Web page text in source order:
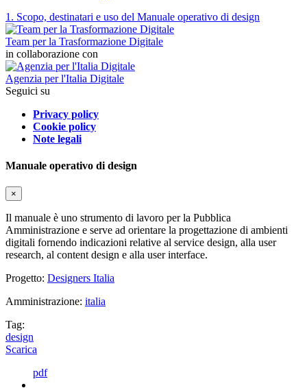
1. Scopo, destinatari e uso del Manuale operativo di design
Team per la Trasformazione Digitale
in collaborazione con
Agenzia per l'Italia Digitale
Seguici su
Privacy policy
Cookie policy
Note legali
Manuale operativo di design
×
Il manuale è uno strumento di lavoro per la Pubblica
Amministrazione e serve ad orientare la progettazione di ambienti
digitali fornendo indicazioni relative al service design, alla user
research, al content design e alla user interface.
Progetto: Designers Italia
Amministrazione: italia
Tag:
design
Scarica
pdf